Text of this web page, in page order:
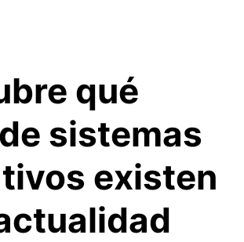
qué
sistemas
existen